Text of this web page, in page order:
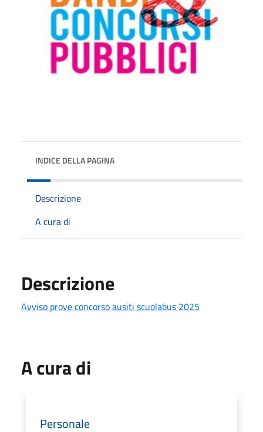
INDICE DELLA PAGINA
Descrizione
A cura di
Descrizione
Avviso prove concorso ausiti scuolabus 2025
A cura di
Personale